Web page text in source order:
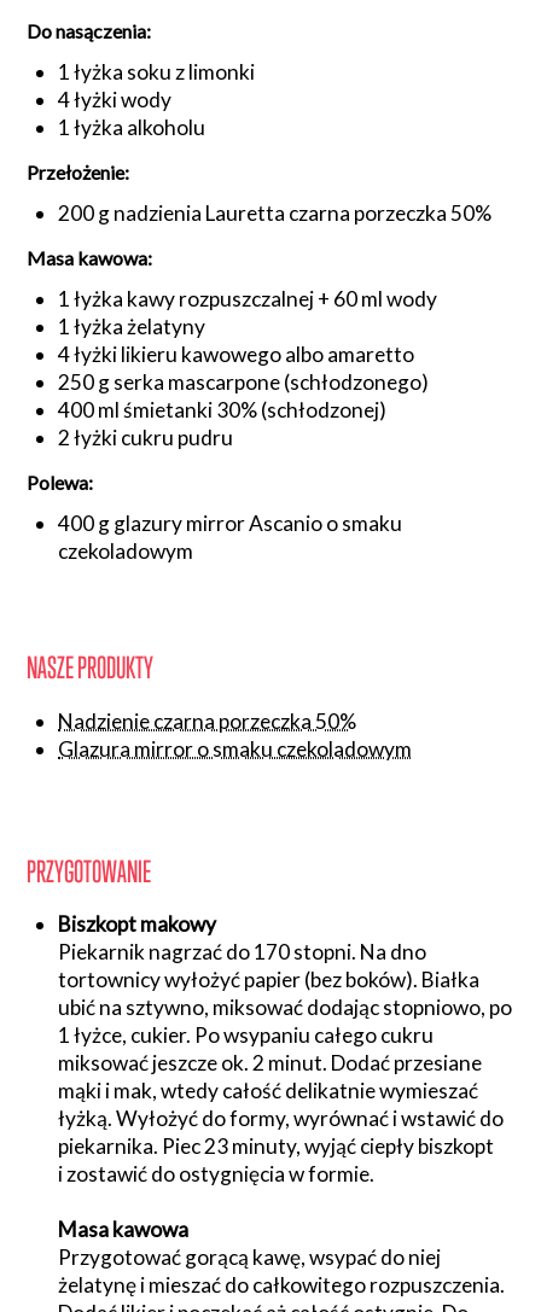
Do nasączenia:
1 łyżka soku z limonki
4 łyżki wody
1 łyżka alkoholu
Przełożenie:
200 g nadzienia Lauretta czarna porzeczka 50%
Masa kawowa:
1 łyżka kawy rozpuszczalnej + 60 ml wody
1 łyżka żelatyny
4 łyżki likieru kawowego albo amaretto
250 g serka mascarpone (schłodzonego)
400 ml śmietanki 30% (schłodzonej)
2 łyżki cukru pudru
Polewa:
400 g glazury mirror Ascanio o smaku
czekoladowym
NASZE PRODUKTY
Nadzienie czarna porzeczka 50%
Glazura mirror o smaku czekoladowym
PRZYGOTOWANIE
Biszkopt makowy
Piekarnik nagrzać do 170 stopni. Na dno
tortownicy wyłożyć papier (bez boków). Białka
ubić na sztywno, miksować dodając stopniowo, po
1 łyżce, cukier. Po wsypaniu całego cukru
miksować jeszcze ok. 2 minut. Dodać przesiane
mąki i mak, wtedy całość delikatnie wymieszać
łyżką. Wyłożyć do formy, wyrównać i wstawić do
piekarnika. Piec 23 minuty, wyjąć ciepły biszkopt
i zostawić do ostygnięcia w formie.
Masa kawowa
Przygotować gorącą kawę, wsypać do niej
żelatynę i mieszać do całkowitego rozpuszczenia.